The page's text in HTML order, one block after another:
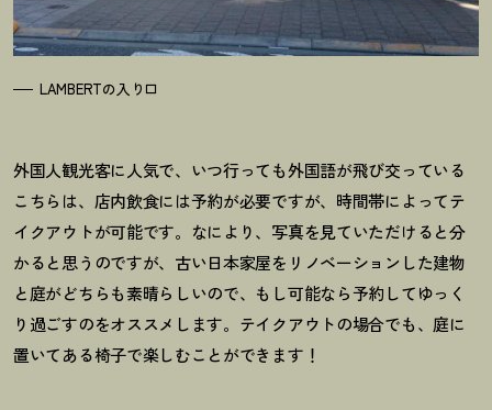
LAMBERTの入り口
外国人観光客に人気で、いつ行っても外国語が飛び交っている
こちらは、店内飲食には予約が必要ですが、時間帯によってテ
イクアウトが可能です。なにより、写真を見ていただけると分
かると思うのですが、古い日本家屋をリノベーションした建物
と庭がどちらも素晴らしいので、もし可能なら予約してゆっく
り過ごすのをオススメします。テイクアウトの場合でも、庭に
置いてある椅子で楽しむことができます ！